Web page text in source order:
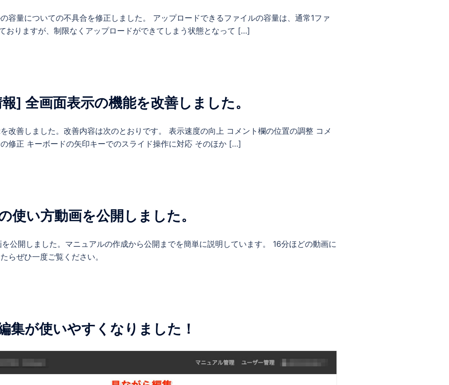
容量についての不具合を修正しました。 アップロードできるファイルの容量は、通常1ファ
おりますが、制限なくアップロードができてしまう状態となって […]
] 全画面表示の機能を改善しました。
改善しました。改善内容は次のとおりです。 表示速度の向上 コメント欄の位置の調整 コメ
修正 キーボードの矢印キーでのスライド操作に対応 そのほか […]
使い方動画を公開しました。
公開しました。マニュアルの作成から公開までを簡単に説明しています。 16分ほどの動画に
らぜひ一度ご覧ください。
集が使いやすくなりました！